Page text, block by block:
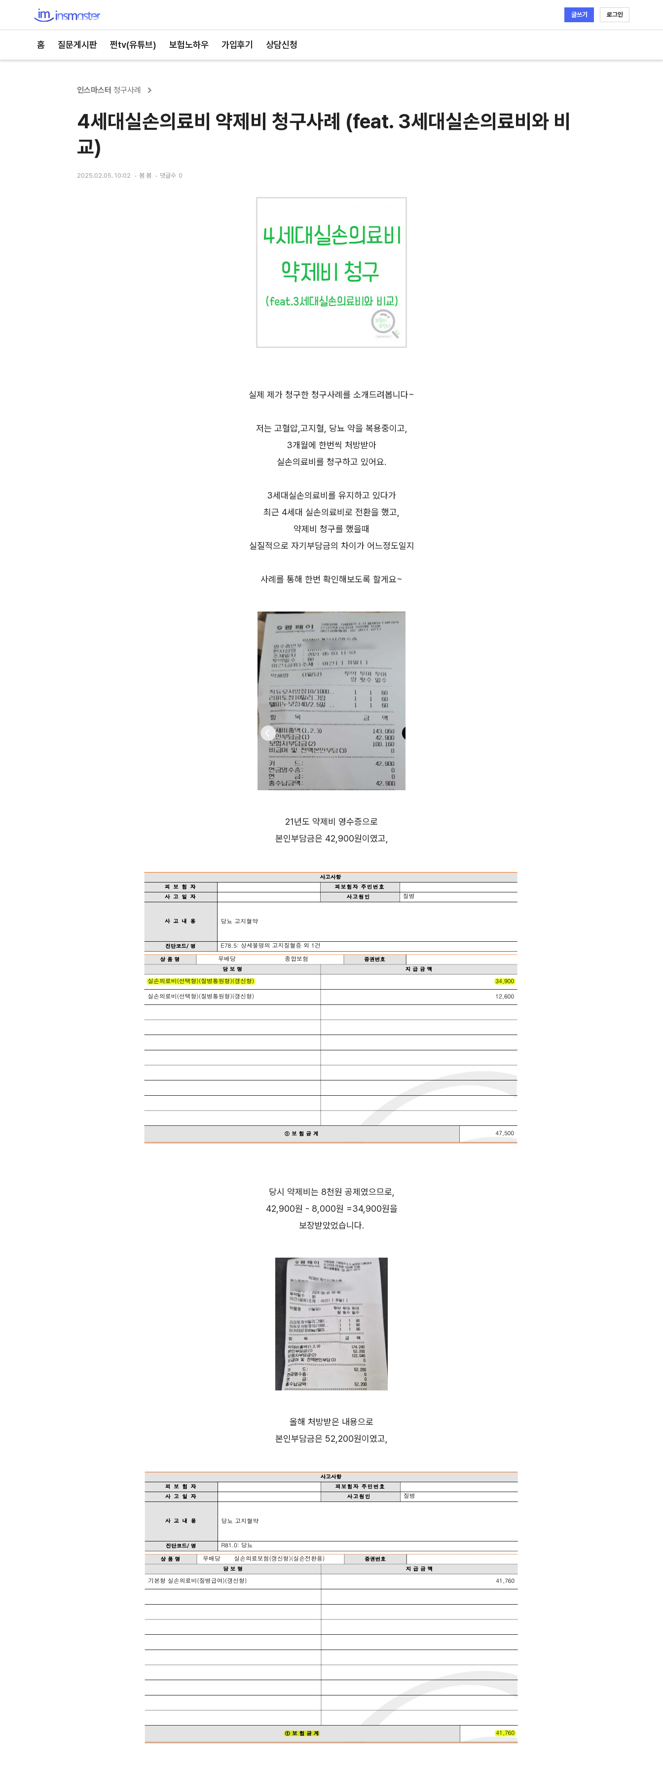
글쓰기 로그인
홈 질문게시판 쩐tv(유튜브) 보험노하우 가입후기 상담신청
인스마스터 청구사례
4세대실손의료비 약제비 청구사례 (feat. 3세대실손의료비와 비
교)
2025.02.05. 10:02 봄 봄 댓글수 0
실제 제가 청구한 청구사례를 소개드려봅니다~
저는 고혈압,고지혈, 당뇨 약을 복용중이고,
3개월에 한번씩 처방받아
실손의료비를 청구하고 있어요.
3세대실손의료비를 유지하고 있다가
최근 4세대 실손의료비로 전환을 했고,
약제비 청구를 했을때
실질적으로 자기부담금의 차이가 어느정도일지
사례를 통해 한번 확인해보도록 할게요~
21년도 약제비 영수증으로
본인부담금은 42,900원이였고,
당시 약제비는 8천원 공제였으므로,
42,900원 - 8,000원 =34,900원을
보장받았었습니다.
올해 처방받은 내용으로
본인부담금은 52,200원이였고,